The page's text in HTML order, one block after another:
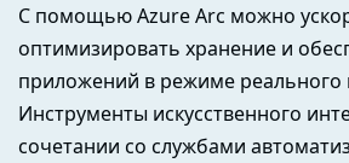
С помощью Azure Arc можно
оптимизировать хранение и
приложений в режиме реального
Инструменты искусственного
сочетании со службами